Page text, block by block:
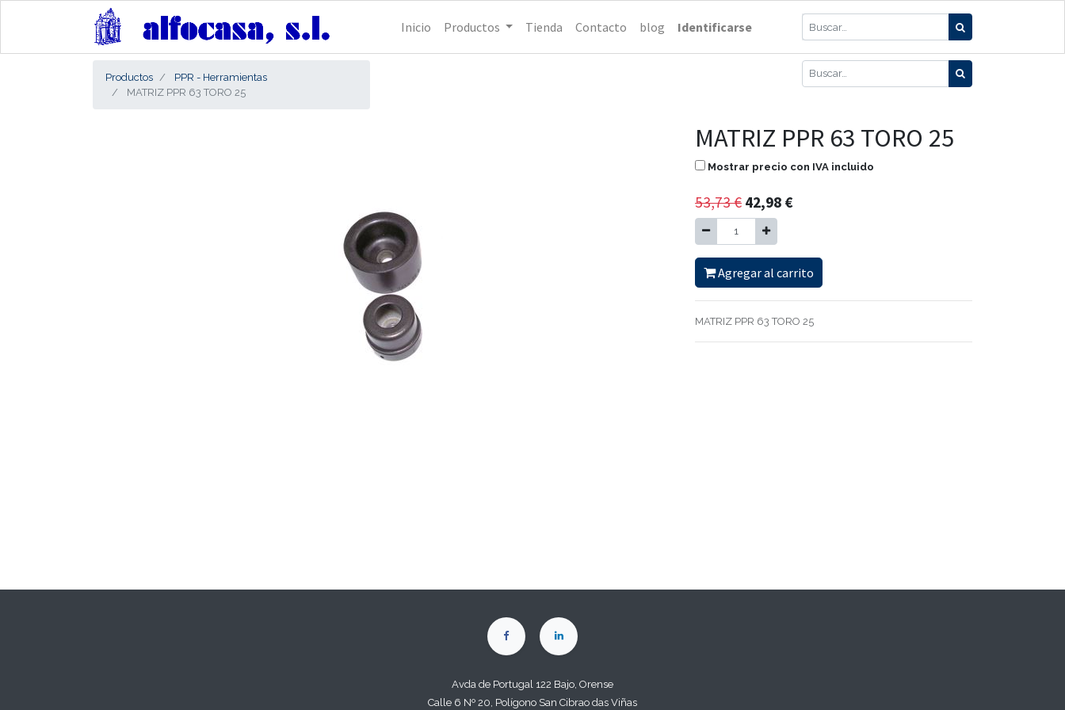
Inicio Productos Tienda Contacto blog Identificarse
Productos
PPR - Herramientas
MATRIZ PPR 63 TORO 25
MATRIZ PPR 63 TORO 25
Mostrar precio con IVA incluido
53,73€ 42,98 €
Agregar al carrito
MATRIZ PPR 63 TORO 25
Avda de Portugal 122 Bajo, Orense
Calle 6 Nº 20, Polígono San Cibrao das Viñas